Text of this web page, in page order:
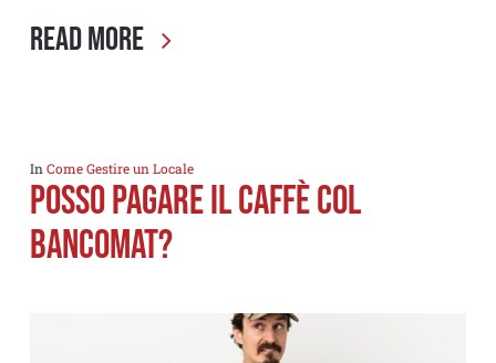
Read More
In Come Gestire un Locale
POSSO PAGARE IL CAFFÈ COL
BANCOMAT?